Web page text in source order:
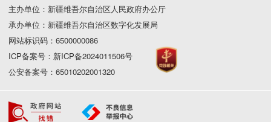
主办单位：新疆维吾尔自治区人民政府办公厅
承办单位：新疆维吾尔自治区数字化发展局
网站标识码：6500000086
ICP备案号：新ICP备2024011506号
公安备案号：65010202001320